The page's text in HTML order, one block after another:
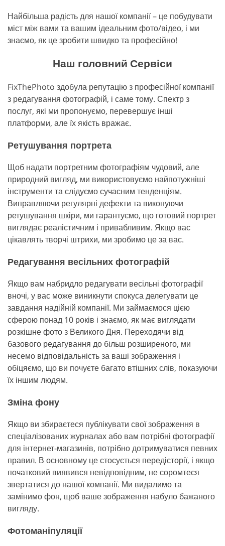
Найбільша радість для нашої компанії – це побудувати
міст між вами та вашим ідеальним фото/відео, і ми
знаємо, як це зробити швидко та професійно!
Наш головний Сервіси
FixThePhoto здобула репутацію з професійної компанії
з редагування фотографій, і саме тому. Спектр з
послуг, які ми пропонуємо, перевершує інші
платформи, але їх якість вражає.
Ретушування портрета
Щоб надати портретним фотографіям чудовий, але
природний вигляд, ми використовуємо найпотужніші
інструменти та слідуємо сучасним тенденціям.
Виправляючи регулярні дефекти та виконуючи
ретушування шкіри, ми гарантуємо, що готовий портрет
виглядає реалістичним і привабливим. Якщо вас
цікавлять творчі штрихи, ми зробимо це за вас.
Редагування весільних фотографій
Якщо вам набридло редагувати весільні фотографії
вночі, у вас може виникнути спокуса делегувати це
завдання надійній компанії. Ми займаємося цією
сферою понад 10 років і знаємо, як має виглядати
розкішне фото з Великого Дня. Переходячи від
базового редагування до більш розширеного, ми
несемо відповідальність за ваші зображення і
обіцяємо, що ви почуєте багато втішних слів, показуючи
їх іншим людям.
Зміна фону
Якщо ви збираєтеся публікувати свої зображення в
спеціалізованих журналах або вам потрібні фотографії
для інтернет-магазинів, потрібно дотримуватися певних
правил. В основному це стосується передісторії, і якщо
початковий виявився невідповідним, не соромтеся
звертатися до нашої компанії. Ми видалимо та
замінимо фон, щоб ваше зображення набуло бажаного
вигляду.
Фотоманіпуляції